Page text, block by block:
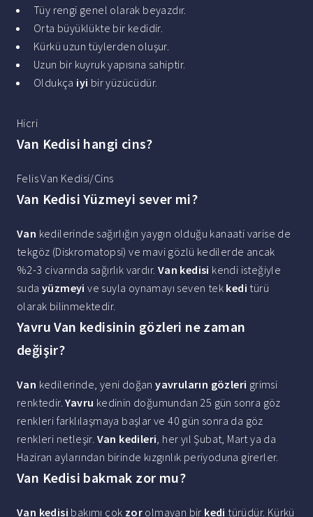
Tüy rengi genel olarak beyazdır.
Orta büyüklükte bir kedidir.
Kürkü uzun tüylerden oluşur.
Uzun bir kuyruk yapısına sahiptir.
Oldukça iyi bir yüzücüdür.
Hicri
Van Kedisi hangi cins?
Felis Van Kedisi/Cins
Van Kedisi Yüzmeyi sever mi?
Van kedilerinde sağırlığın yaygın olduğu kanaati varise de
tekgöz (Diskromatopsi) ve mavi gözlü kedilerde ancak
%2-3 civarında sağırlık vardır. Van kedisi kendi isteğiyle
suda yüzmeyi ve suyla oynamayı seven tek kedi türü
olarak bilinmektedir.
Yavru Van kedisinin gözleri ne zaman
değişir?
Van kedilerinde, yeni doğanyavruların gözleri grimsi
renktedir.Yavru kedinin doğumundan 25 gün sonra göz
renkleri farklılaşmaya başlar ve 40 gün sonra da göz
renkleri netleşir. Van kedileri, her yıl Şubat, Mart ya da
Haziran aylarından birinde kızgınlık periyoduna girerler.
Van Kedisi bakmak zor mu?
Van kedisi bakımı çok zor olmayan bir kedi türüdür. Kürkü